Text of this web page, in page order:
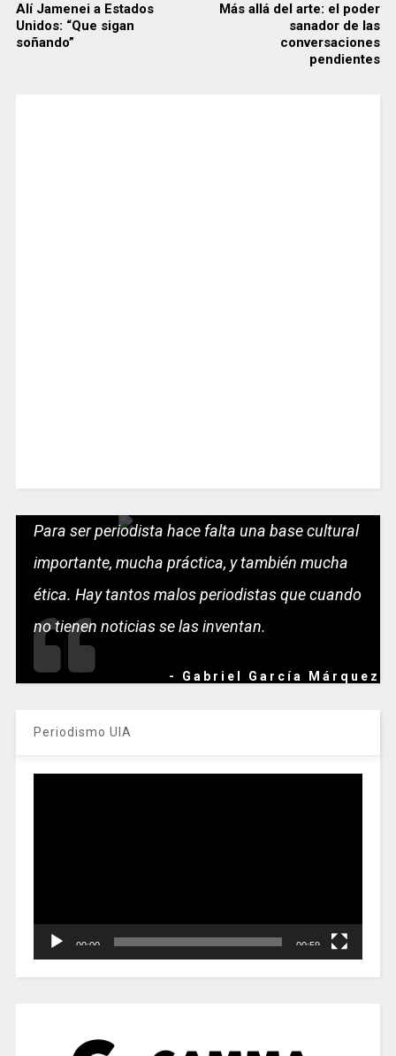
Alí Jamenei a Estados
Unidos: “Que sigan
soñando”
Más allá del arte: el poder
sanador de las
conversaciones
pendientes
Para ser periodista hace falta una base cultural
importante, mucha práctica, y también mucha
ética. Hay tantos malos periodistas que cuando
no tienen noticias se las inventan.
- Gabriel García Márquez
Periodismo UIA
00:00 00:59